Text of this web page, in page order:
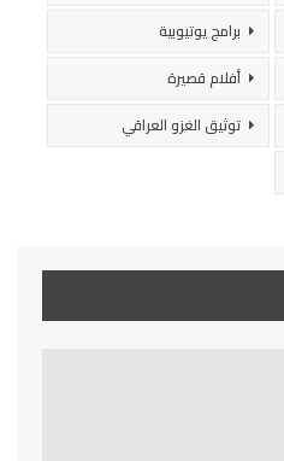
برامج يوتيوبية
أفلام قصيرة
توثيق الغزو العراقي